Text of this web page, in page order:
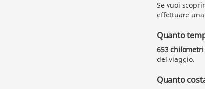
Se vuoi
effettuare
Quanto
653 chilometri
del viaggio.
Quanto